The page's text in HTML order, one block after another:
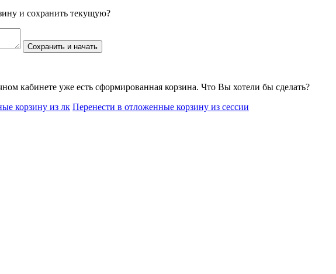
и сохранить текущую?
Сохранить и начать
кабинете уже есть сформированная корзина. Что Вы хотели бы сделать?
корзину из лк Перенести в отложенные корзину из сессии